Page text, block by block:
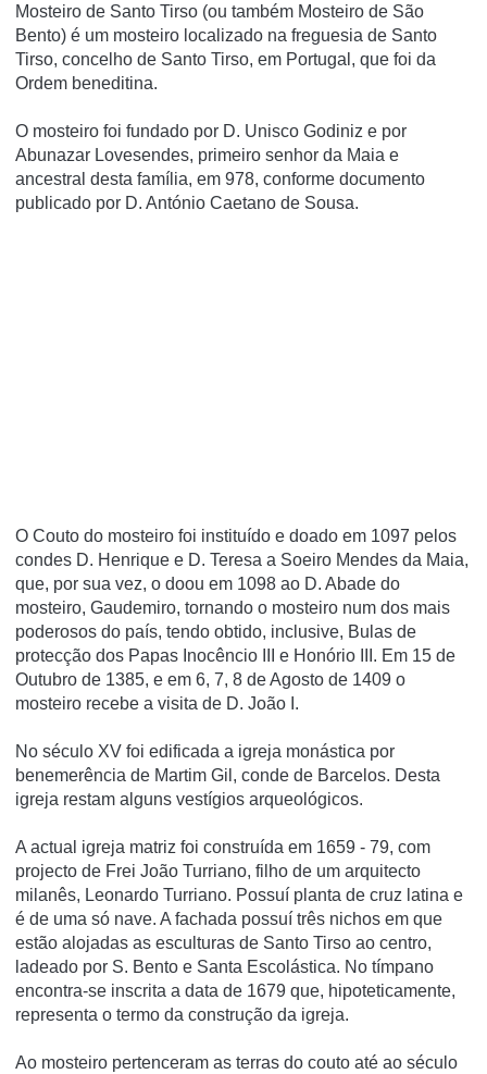
Mosteiro de Santo Tirso (ou também Mosteiro de São
Bento) é um mosteiro localizado na freguesia de Santo
Tirso, concelho de Santo Tirso, em Portugal, que foi da
Ordem beneditina.
O mosteiro foi fundado por D. Unisco Godiniz e por
Abunazar Lovesendes, primeiro senhor da Maia e
ancestral desta famí­lia, em 978, conforme documento
publicado por D. António Caetano de Sousa.
O Couto do mosteiro foi instituí­do e doado em 1097 pelos
condes D. Henrique e D. Teresa a Soeiro Mendes da Maia,
que, por sua vez, o doou em 1098 ao D. Abade do
mosteiro, Gaudemiro, tornando o mosteiro num dos mais
poderosos do paí­s, tendo obtido, inclusive, Bulas de
protecção dos Papas Inocêncio III e Honório III. Em 15 de
Outubro de 1385, e em 6, 7, 8 de Agosto de 1409 o
mosteiro recebe a visita de D. João I.
No século XV foi edificada a igreja monástica por
benemerência de Martim Gil, conde de Barcelos. Desta
igreja restam alguns vestí­gios arqueológicos.
A actual igreja matriz foi construí­da em 1659 - 79, com
projecto de Frei João Turriano, filho de um arquitecto
milanês, Leonardo Turriano. Possuí­ planta de cruz latina e
é de uma só nave. A fachada possuí­ três nichos em que
estão alojadas as esculturas de Santo Tirso ao centro,
ladeado por S. Bento e Santa Escolástica. No tí­mpano
encontra-se inscrita a data de 1679 que, hipoteticamente,
representa o termo da construção da igreja.
Ao mosteiro pertenceram as terras do couto até ao século